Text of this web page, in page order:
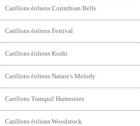
Carillons éoliens Corinthian Bells
Carillons éoliens Festival
Carillons éoliens Koshi
Carillons éoliens Nature's Melody
Carillons Tranquil Harmonies
Carillons éoliens Woodstock